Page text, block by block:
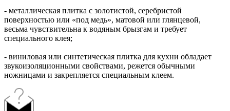
- металлическая плитка с золотистой, серебристой
поверхностью или «под медь», матовой или глянцевой,
весьма чувствительна к водяным брызгам и требует
специального клея;
- виниловая или синтетическая плитка для кухни обладает
звукоизоляционными свойствами, режется обычными
ножницами и закрепляется специальным клеем.